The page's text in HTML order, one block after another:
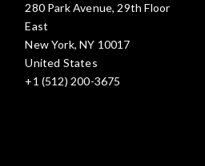
280 Park Avenue, 29th Floor
East
New York, NY 10017
United States
+1 (512) 200-3675